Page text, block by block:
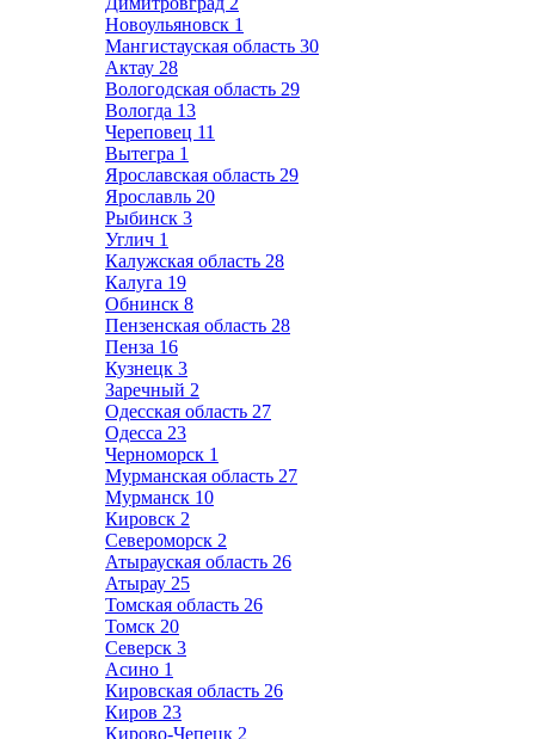
Новоульяновск 1
Мангистауская область 30
Актау 28
Вологодская область 29
Вологда 13
Череповец 11
Вытегра 1
Ярославская область 29
Ярославль 20
Рыбинск 3
Углич 1
Калужская область 28
Калуга 19
Обнинск 8
Пензенская область 28
Пенза 16
Кузнецк 3
Заречный 2
Одесская область 27
Одесса 23
Черноморск 1
Мурманская область 27
Мурманск 10
Кировск 2
Североморск 2
Атырауская область 26
Атырау 25
Томская область 26
Томск 20
Северск 3
Асино 1
Кировская область 26
Киров 23
Кирово-Чепецк 2